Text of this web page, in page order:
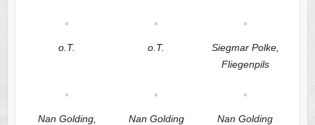
o.T. o.T.
Siegmar Polke,
Fliegenpils
Nan Golding, Nan Golding Nan Golding